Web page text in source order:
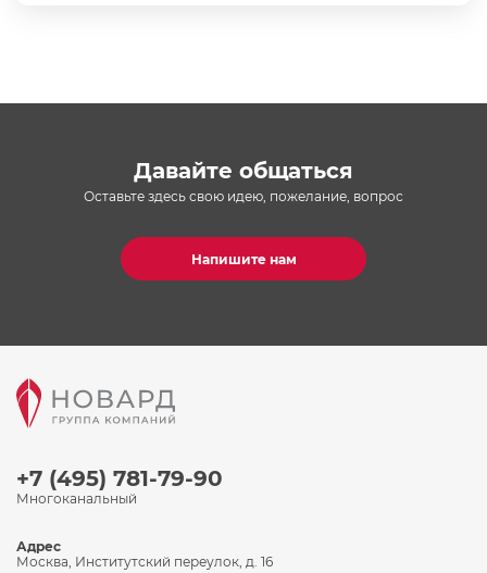
Давайте общаться
Оставьте здесь свою идею, пожелание, вопрос
Напишите нам
+7 (495) 781-79-90
Многоканальный
Адрес
Москва, Институтский переулок, д. 16